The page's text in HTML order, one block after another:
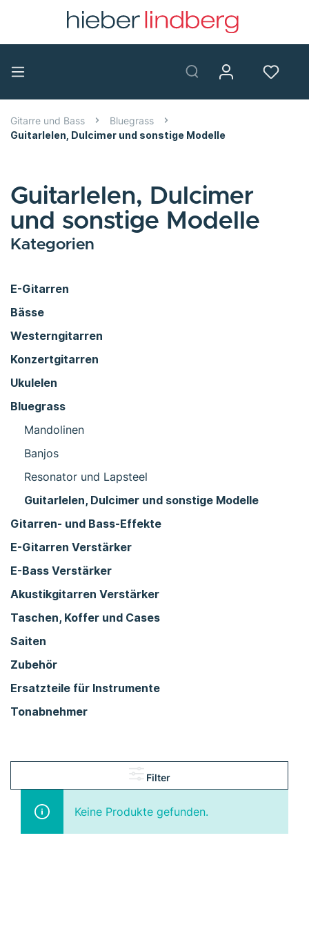
Gitarre und Bass
Bluegrass
Guitarlelen, Dulcimer und sonstige Modelle
Guitarlelen, Dulcimer
und sonstige Modelle
Kategorien
E-Gitarren
Bässe
Westerngitarren
Konzertgitarren
Ukulelen
Bluegrass
Mandolinen
Banjos
Resonator und Lapsteel
Guitarlelen, Dulcimer und sonstige Modelle
Gitarren- und Bass-Effekte
E-Gitarren Verstärker
E-Bass Verstärker
Akustikgitarren Verstärker
Taschen, Koffer und Cases
Saiten
Zubehör
Ersatzteile für Instrumente
Tonabnehmer
Filter
Keine Produkte gefunden.